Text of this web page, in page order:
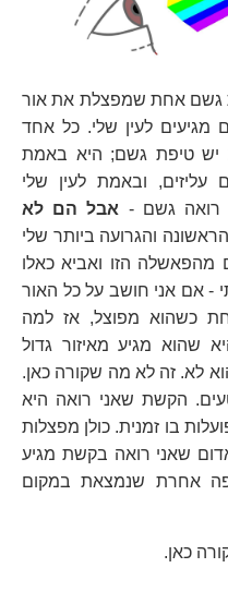
גשם אחת שמפצלת את אור
מגיעים לעין שלי. כל אחד
יש טיפת גשם; היא באמת
ובאמת לעין שלי
רואה גשם - אבל הם לא
והגרועה ביותר שלי
מהפאשלה הזו ואביא כאלו
- אם אני חושב על כל האור
כשהוא מפוצל, אז למה
שהוא מגיע מאיזור גדול
לא. זה לא מה שקורה כאן.
הקשת שאני רואה היא
בו זמנית. כולן מפצלות
שאני רואה בקשת מגיע
אחרת שנמצאת במקום
כאן.